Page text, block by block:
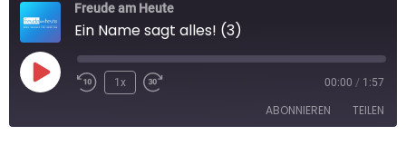
Freude am Heute
Ein Name sagt alles! (3)
1x 00:00 / 1:57
ABONNIEREN TEILEN